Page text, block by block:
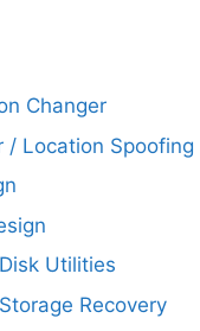
Changer
/ Location Spoofing
Utilities
Recovery